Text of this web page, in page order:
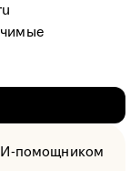
помощником